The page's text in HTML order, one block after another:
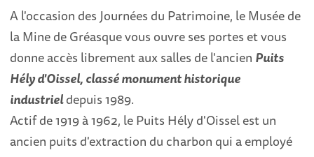
A l'occasion des Journées du Patrimoine, le Musée de
la Mine de Gréasque vous ouvre ses portes et vous
donne accès librement aux salles de l'ancien Puits
Hély d'Oissel, classé monument historique
industrieldepuis 1989.
Actif de 1919 à 1962, le Puits Hély d'Oissel est un
ancien puits d'extraction du charbon qui a employé